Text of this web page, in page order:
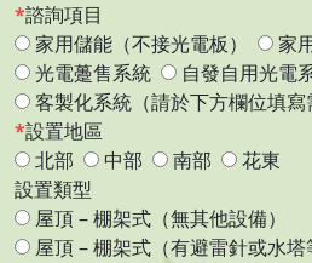
諮詢項目
家用儲能（不接光電板）
家
光電躉售系統
自發自用光電
客製化系統（請於下方欄位填寫
設置地區
北部
中部 南部
花東
設置類型
屋頂 – 棚架式（無其他設備）
屋頂 – 棚架式（有避雷針或水塔